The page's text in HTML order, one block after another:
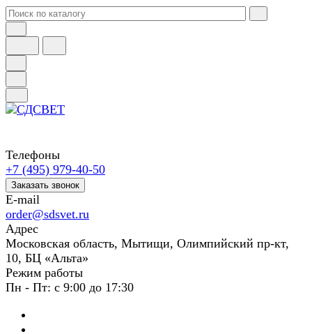
Телефоны
+7 (495) 979-40-50
Заказать звонок
E-mail
order@sdsvet.ru
Адрес
Московская область, Мытищи, Олимпийский пр-кт,
10, БЦ «Альта»
Режим работы
Пн - Пт: с 9:00 до 17:30